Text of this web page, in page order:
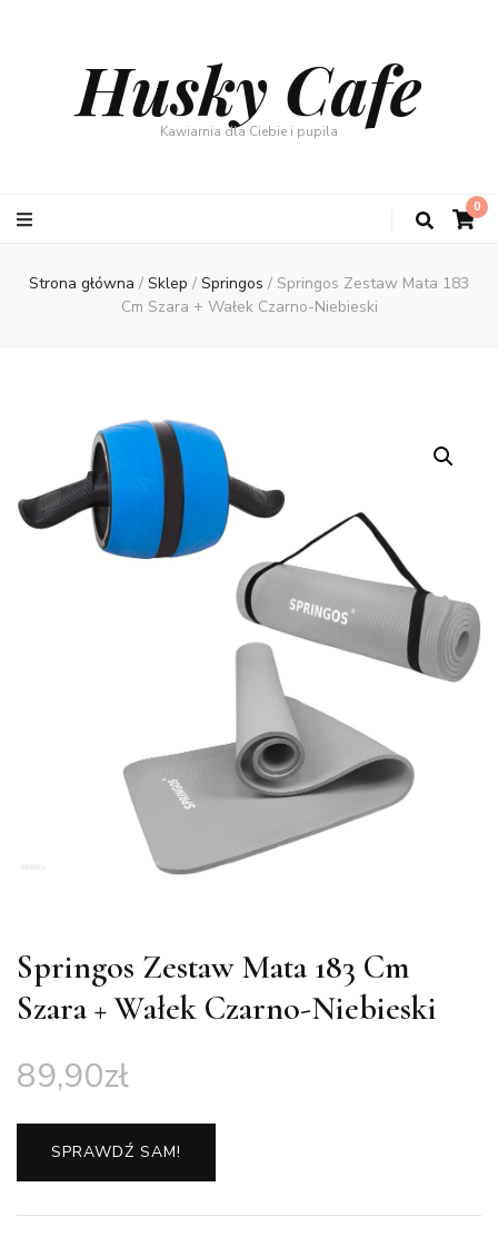
Husky Cafe
Kawiarnia dla Ciebie i pupila
0
Strona główna / Sklep / Springos / Springos Zestaw Mata 183
Cm Szara + Wałek Czarno-Niebieski
Springos Zestaw Mata 183 Cm
Szara + Wałek Czarno-Niebieski
89,90zł
SPRAWDŹ SAM!